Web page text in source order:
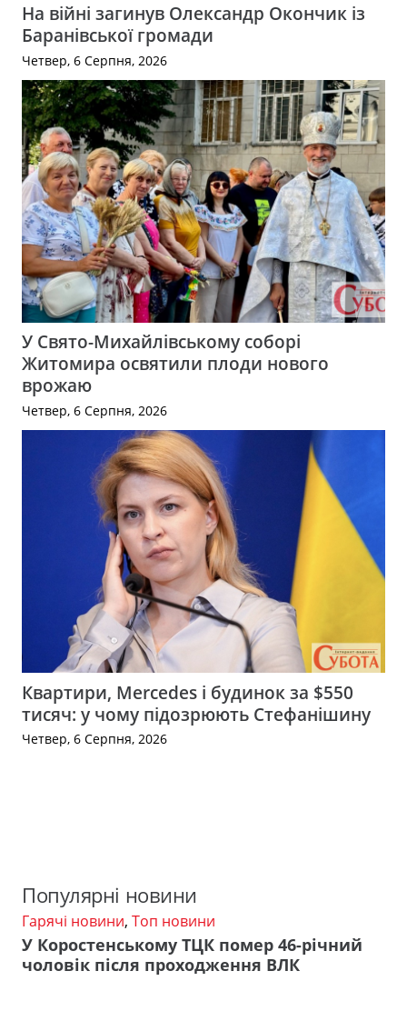
На війні загинув Олександр Окончик із
Баранівської громади
Четвер, 6 Серпня, 2026
У Свято-Михайлівському соборі
Житомира освятили плоди нового
врожаю
Четвер, 6 Серпня, 2026
Квартири, Mercedes і будинок за $550
тисяч: у чому підозрюють Стефанішину
Четвер, 6 Серпня, 2026
Популярні новини
Гарячі новини, Топ новини
У Коростенському ТЦК помер 46-річний
чоловік після проходження ВЛК